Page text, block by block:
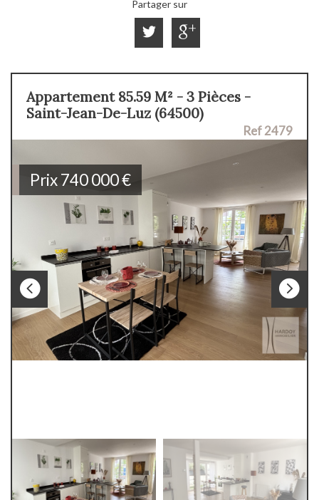
Partager sur
Appartement 85.59 M² - 3 Pièces -
Saint-Jean-De-Luz (64500)
Ref 2479
Prix740 000€